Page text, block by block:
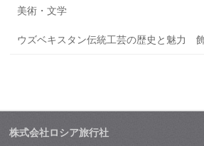
美術・文学
ウズベキスタン伝統工芸の歴史と魅力
株式会社ロシア旅行社